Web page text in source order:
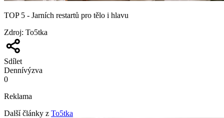
TOP 5 - Jarních restartů pro tělo i hlavu
Zdroj: To5tka
Sdílet
Dennívýzva
0
Reklama
Další články z To5tka